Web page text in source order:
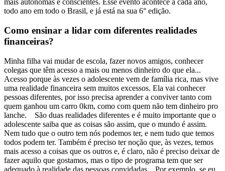
mais autônomas e conscientes. Esse evento acontece a cada ano,
todo ano em todo o Brasil, e já está na sua 6° edição.
Como ensinar a lidar com diferentes realidades
financeiras?
Minha filha vai mudar de escola, fazer novos amigos, conhecer
colegas que têm acesso a mais ou menos dinheiro do que ela...
Acesso porque às vezes o adolescente vem de família rica, mas vive
uma realidade financeira sem muitos excessos. Ela vai conhecer
pessoas diferentes, por isso precisa aprender a conviver tanto com
quem ganhou um carro 0km, como com quem não tem dinheiro pro
lanche.
São duas realidades diferentes e é muito importante que o
adolescente saiba que as coisas são assim, que o mundo é assim.
Nem tudo que o outro tem nós podemos ter, e nem tudo que temos
todos podem ter. Também é preciso ter noção que, às vezes, temos
mais acesso a coisas que os outros e, é claro, não é preciso deixar de
fazer aquilo que gostamos, mas o tipo de programa tem que ser
adequado à realidade das pessoas convidadas.
Por exemplo, se eu